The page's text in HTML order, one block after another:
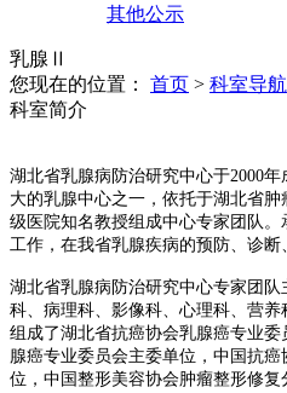
其他公示
乳腺Ⅱ
您现在的位置：
首页 > 科室导航
科室简介
湖北省乳腺病防治研究中心于2000
大的乳腺中心之一，依托于湖北省
级医院知名教授组成中心专家团队。
工作，在我省乳腺疾病的预防、诊断
湖北省乳腺病防治研究中心专家团
科、病理科、影像科、心理科、营
组成了湖北省抗癌协会乳腺癌专业
腺癌专业委员会主委单位，中国抗
位，中国整形美容协会肿瘤整形修复